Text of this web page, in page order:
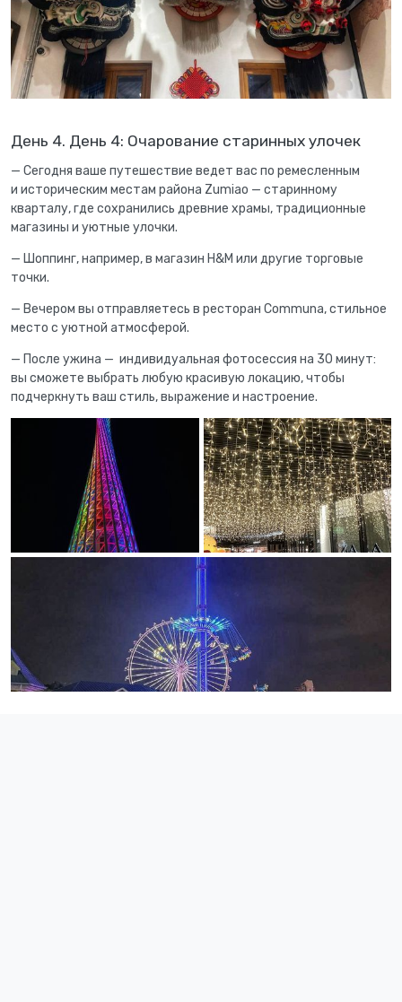
День 4. День 4: Очарование старинных улочек
— Сегодня ваше путешествие ведет вас по ремесленным
и историческим местам района Zumiao — старинному
кварталу, где сохранились древние храмы, традиционные
магазины и уютные улочки.
— Шоппинг, например, в магазин H&M или другие торговые
точки.
— Вечером вы отправляетесь в ресторан Communa, стильное
место с уютной атмосферой.
— После ужина — индивидуальная фотосессия на 30 минут:
вы сможете выбрать любую красивую локацию, чтобы
подчеркнуть ваш стиль, выражение и настроение.